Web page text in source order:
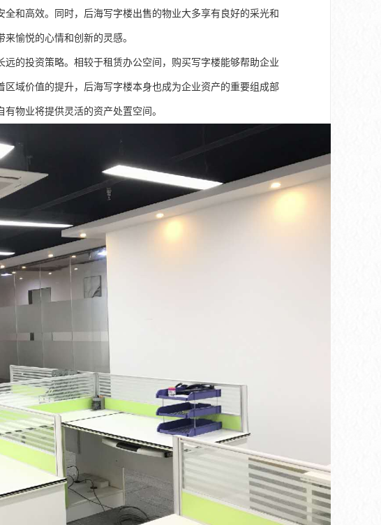
和高效。同时，后海写字楼出售的物业大多享有良好的采光和
愉悦的心情和创新的灵感。
的投资策略。相较于租赁办公空间，购买写字楼能够帮助企业
域价值的提升，后海写字楼本身也成为企业资产的重要组成部
物业将提供灵活的资产处置空间。